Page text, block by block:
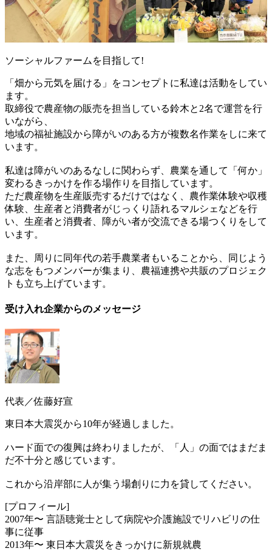
ソーシャルファームを目指して!
「畑から元気を届ける」をコンセプトに私達は活動をしてい
ます。
取締役で農産物の販売を担当している鈴木と2名で運営を行
いながら、
地域の福祉施設から障がいのある方が複数名作業をしに来て
います。
私達は障がいのあるなしに関わらず、農業を通して「何か」
変わるきっかけを作る場作りを目指しています。
ただ農産物を生産販売するだけではなく、農作業体験や収穫
体験、生産者と消費者がじっくり語れるマルシェなどを行
い、生産者と消費者、障がい者が交流できる場つくりをして
います。
また、周りに同年代の若手農業者もいることから、同じよう
な志をもつメンバーが集まり、農福連携や共販のプロジェク
トも立ち上げています。
受け入れ企業からのメッセージ
代表／佐藤好宣
東日本大震災から10年が経過しました。
ハード面での復興は終わりましたが、「人」の面ではまだま
だ不十分と感じています。
これから沿岸部に人が集う場創りに力を貸してください。
[プロフィール]
2007年〜 言語聴覚士として病院や介護施設でリハビリの仕
事に従事
2013年〜 東日本大震災をきっかけに新規就農